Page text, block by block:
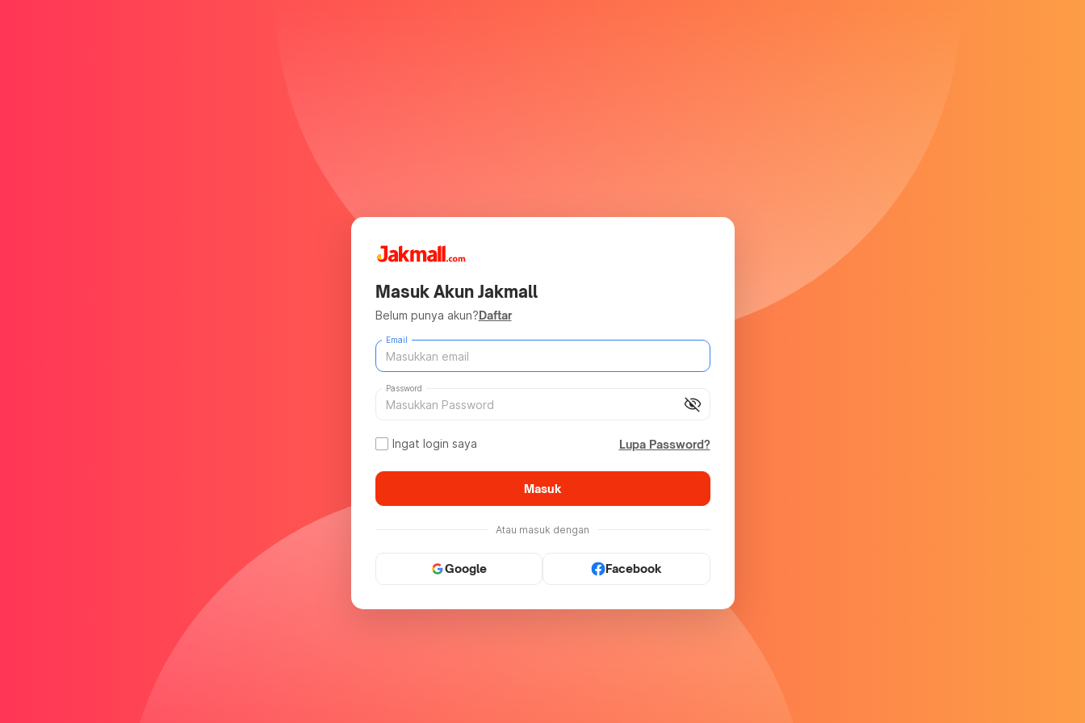
Masuk Akun Jakmall
Belum punya akun?Daftar
Email
visibility_off
Password
Ingat login saya Lupa Password?
Masuk
Atau masuk dengan
Google Facebook